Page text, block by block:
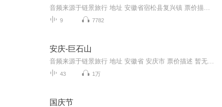
9 7782
安庆-巨石山
43 1万
国庆节